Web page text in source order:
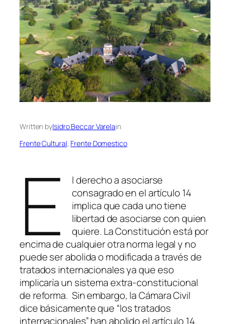
Written byIsidro Beccar Varelain
Frente Cultural, Frente Domestico
E
l derecho a asociarse
consagrado en el artículo 14
implica que cada uno tiene
libertad de asociarse con quien
quiere. La Constitución está por
encima de cualquier otra norma legal y no
puede ser abolida o modificada a través de
tratados internacionales ya que eso
implicaría un sistema extra-constitucional
de reforma. Sin embargo, la Cámara Civil
dice básicamente que “los tratados
internacionales” han abolido el artículo 14.